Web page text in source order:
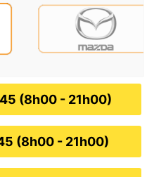
trong năm đầu)
hành trình Zestech
trị giá 3.500.000
24 tháng, 1 đổi 1 trong
lỗi từ nhà sản xuất
(8h00 - 21h00)
(8h00 - 21h00)